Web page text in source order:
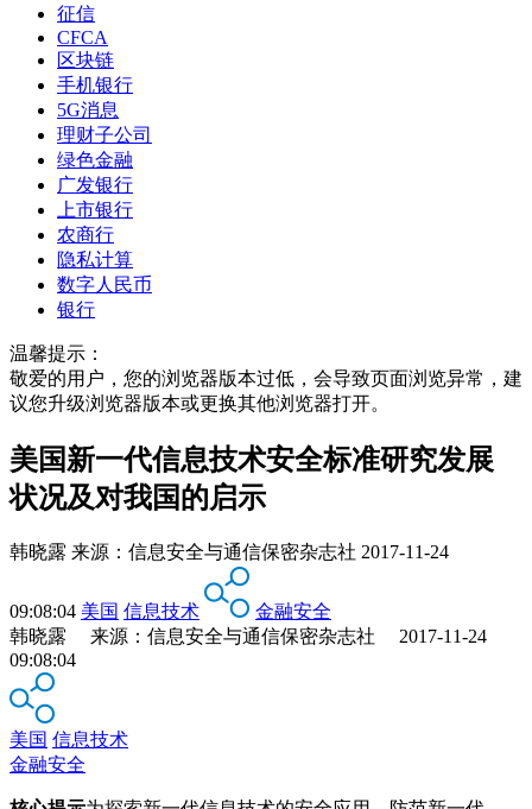
征信
CFCA
区块链
手机银行
5G消息
理财子公司
绿色金融
广发银行
上市银行
农商行
隐私计算
数字人民币
银行
温馨提示：
敬爱的用户，您的浏览器版本过低，会导致页面浏览异常，建
议您升级浏览器版本或更换其他浏览器打开。
美国新一代信息技术安全标准研究发展
状况及对我国的启示
韩晓露 来源： 信息安全与通信保密杂志社 2017-11-24
09:08:04 美国 信息技术
金融安全
韩晓露 来源：信息安全与通信保密杂志社 2017-11-24
09:08:04
美国 信息技术
金融安全